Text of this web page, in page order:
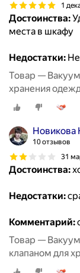
1
Достоинства:
места в шкафу
Недостатки:
Товар —
хранения
Новикова
10 отзывов
31
Достоинства:
Недостатки:
Комментарий:
Товар —
клапаном для
штуки